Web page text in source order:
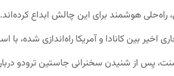
هوشمند برای این چالش ابداع کرده‌اند.
پس از شنیدن سخنرانی جاستین ترودو